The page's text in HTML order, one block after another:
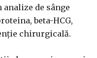
de sânge
beta-HCG,
chirurgicală.